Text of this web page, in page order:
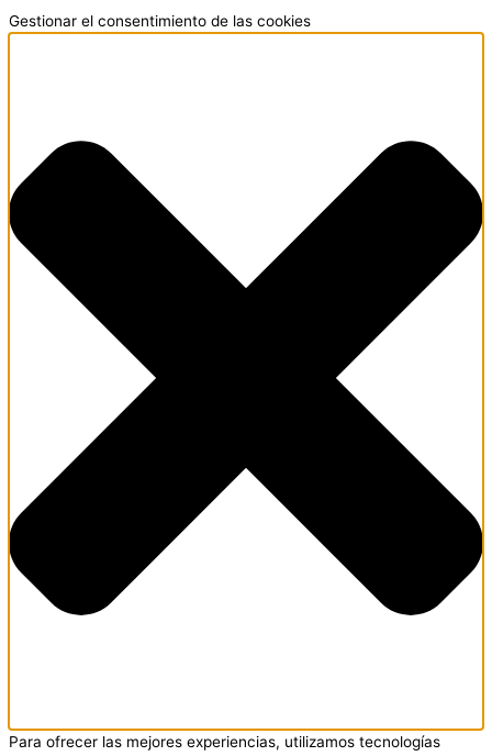
Gestionar el consentimiento de las cookies
Para ofrecer las mejores experiencias, utilizamos tecnologías